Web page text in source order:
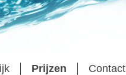
Prijzen Contact